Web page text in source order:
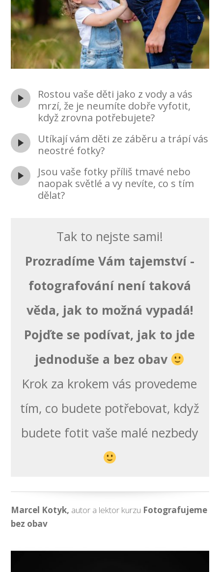
Rostou vaše děti jako z vody a vás
mrzí, že je neumíte dobře vyfotit,
když zrovna potřebujete?
Utíkají vám děti ze záběru a trápí vás
neostré fotky?
Jsou vaše fotky příliš tmavé nebo
naopak světlé a vy nevíte, co s tím
dělat?
Tak to nejste sami!
Prozradíme Vám tajemství -
fotografování není taková
věda, jak to možná vypadá!
Pojďte se podívat, jak to jde
jednoduše a bez obav
Krok za krokem vás provedeme
tím, co budete potřebovat, když
budete fotit vaše malé nezbedy
Marcel Kotyk, autor a lektor kurzu Fotografujeme
bez obav